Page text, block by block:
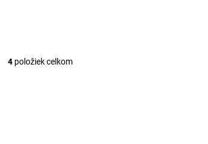
O
4položiek celkom